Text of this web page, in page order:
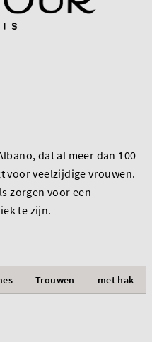
dat al meer dan 100
voor veelzijdige vrouwen.
zorgen voor een
te zijn.
Trouwen met hak